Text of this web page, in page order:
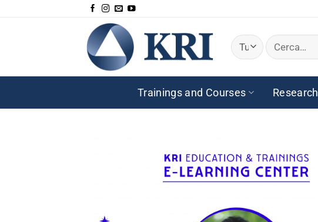
Cerca:
Trainings and Courses Research